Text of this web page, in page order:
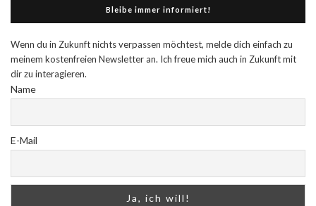
Bleibe immer informiert!
Wenn du in Zukunft nichts verpassen möchtest, melde dich einfach zu
meinem kostenfreien Newsletter an. Ich freue mich auch in Zukunft mit
dir zu interagieren.
Name
E-Mail